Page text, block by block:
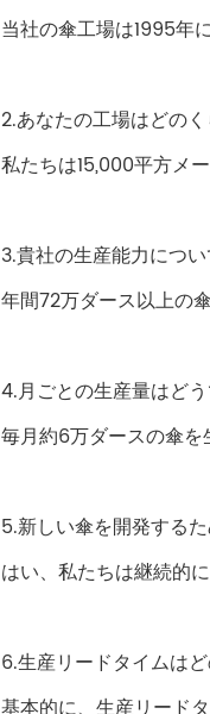
当社の傘工場は1995年
2.あなたの工場はどの
私たちは15,000平方メ
3.貴社の生産能力につ
年間72万ダース以上の
4.月ごとの生産量はど
毎月約6万ダースの傘を
5.新しい傘を開発する
はい、私たちは継続的
6.生産リードタイムは